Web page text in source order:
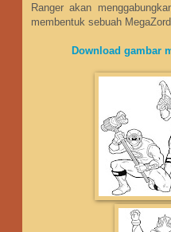
Ranger akan
membentuk sebuah
Download gambar